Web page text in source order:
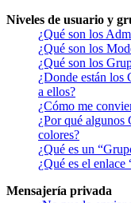
Niveles de usuario y
¿Qué son los
¿Qué son los
¿Qué son los
¿Donde están los
a ellos?
¿Cómo me
¿Por qué algunos
colores?
¿Qué es un
¿Qué es el enlace
Mensajería privada